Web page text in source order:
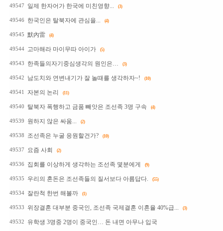
49547 일제 한자어가 한국에 미친영향... (3)
49546 한국인은 탈북자에 관심을... (4)
49545 默內雷 (4)
49544 고마해라 마이무따 아이가 (5)
49543 한족들의자기중심생각의 원인은… (3)
49542 남도치와 연변내기가 잘 놀때를 생각하자~! (10)
49541 자본의 논리 (11)
49540 탈북자 폭행하고 금품 빼앗은 조선족 3명 구속 (4)
49539 원하지 않은 싸움... (2)
49538 조선족은 누굴 응원할건가? (10)
49537 요즘 사회 (2)
49536 집회를 이상하게 생각하는 조선족 몇분에게 (9)
49535 우리의 혼돈은 조선족들의 질서보다 아름답다. (55)
49534 잘란척 한번 해볼까 (1)
49533 위장결혼 대부분 중국인, 조선족 국제결혼 이혼율 40%급... (3)
49532 유학생 3명중 2명이 중국인… 돈 내면 아무나 입국